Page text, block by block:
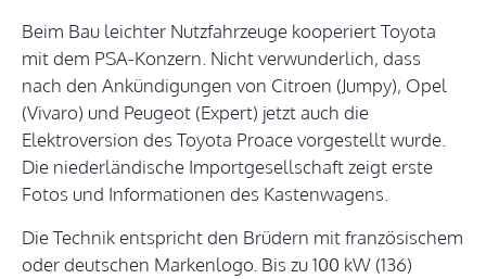
Beim Bau leichter Nutzfahrzeuge kooperiert Toyota
mit dem PSA-Konzern. Nicht verwunderlich, dass
nach den Ankündigungen von Citroen (Jumpy), Opel
(Vivaro) und Peugeot (Expert) jetzt auch die
Elektroversion des Toyota Proace vorgestellt wurde.
Die niederländische Importgesellschaft zeigt erste
Fotos und Informationen des Kastenwagens.
Die Technik entspricht den Brüdern mit französischem
oder deutschen Markenlogo. Bis zu 100 kW (136)